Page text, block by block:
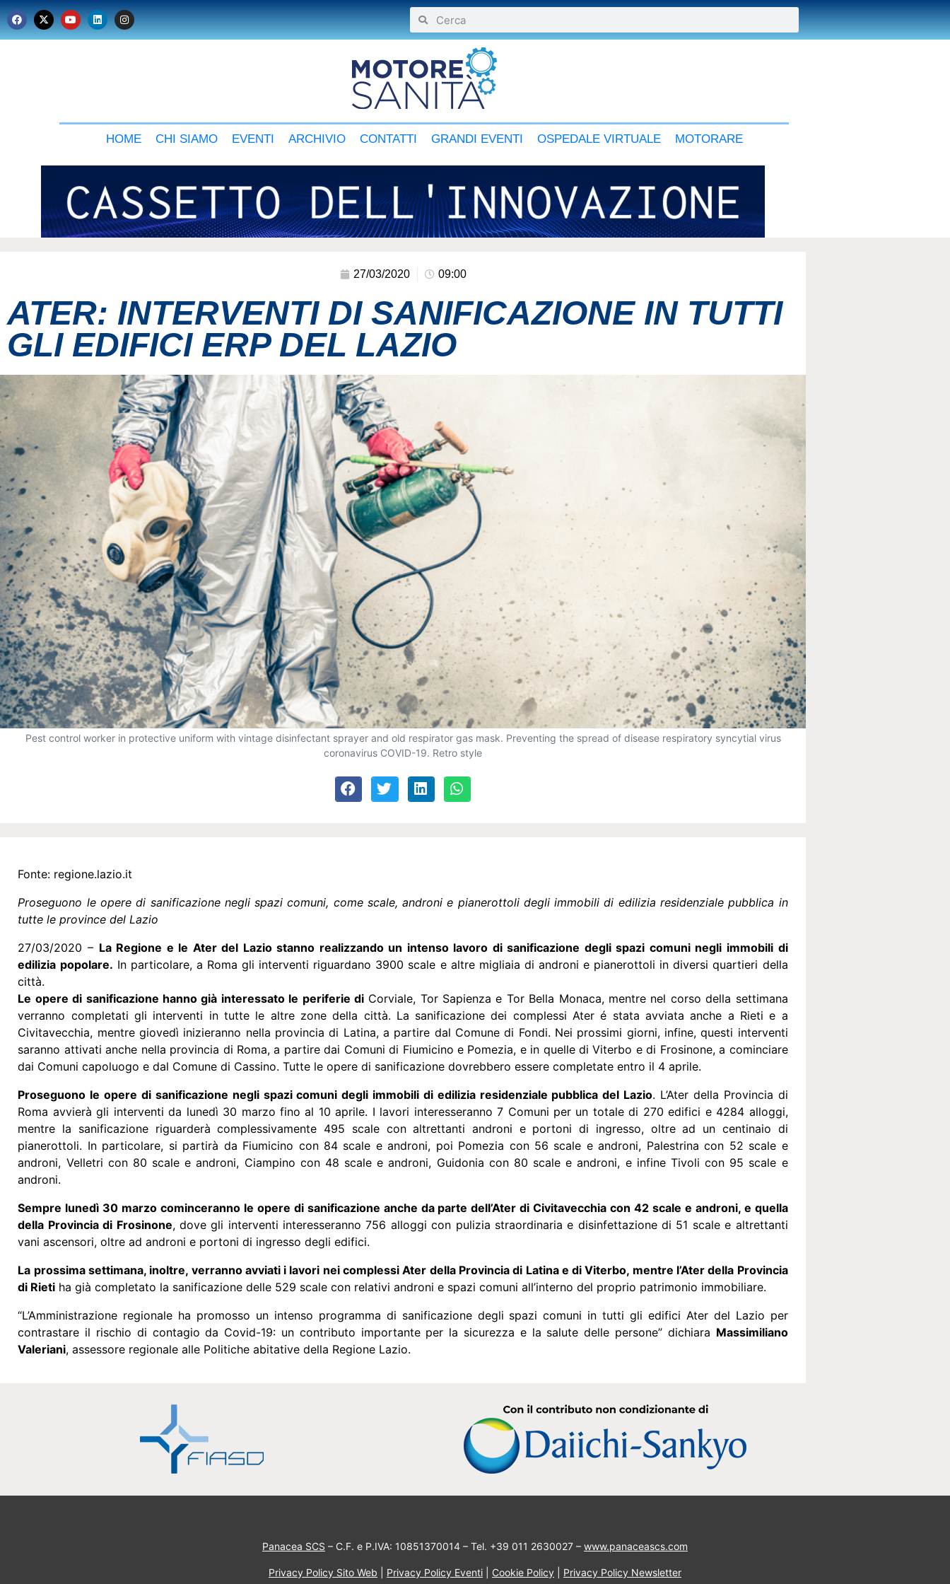
HOME CHI SIAMO EVENTI ARCHIVIO CONTATTI GRANDI EVENTI OSPEDALE VIRTUALE MOTORARE
27/03/2020 09:00
ATER: INTERVENTI DI SANIFICAZIONE IN TUTTI
GLI EDIFICI ERP DEL LAZIO
Pest control worker in protective uniform with vintage disinfectant sprayer and old respirator gas mask. Preventing the spread of disease respiratory syncytial virus
coronavirus COVID-19. Retro style
Fonte: regione.lazio.it
Proseguono le opere di sanificazione negli spazi comuni, come scale, androni e pianerottoli degli immobili di edilizia residenziale pubblica in
tutte le province del Lazio
27/03/2020 – La Regione e le Ater del Lazio stanno realizzando un intenso lavoro di sanificazione degli spazi comuni negli immobili di
edilizia popolare. In particolare, a Roma gli interventi riguardano 3900 scale e altre migliaia di androni e pianerottoli in diversi quartieri della
città.
Le opere di sanificazione hanno già interessato le periferie diCorviale, Tor Sapienza e Tor Bella Monaca, mentre nel corso della settimana
verranno completati gli interventi in tutte le altre zone della città. La sanificazione dei complessi Ater é stata avviata anche a Rieti e a
Civitavecchia, mentre giovedì inizieranno nella provincia di Latina, a partire dal Comune di Fondi. Nei prossimi giorni, infine, questi interventi
saranno attivati anche nella provincia di Roma, a partire dai Comuni di Fiumicino e Pomezia, e in quelle di Viterbo e di Frosinone, a cominciare
dai Comuni capoluogo e dal Comune di Cassino. Tutte le opere di sanificazione dovrebbero essere completate entro il 4 aprile.
Proseguono le opere di sanificazione negli spazi comuni degli immobili di edilizia residenziale pubblica del Lazio. L’Ater della Provincia di
Roma avvierà gli interventi da lunedì 30 marzo fino al 10 aprile. I lavori interesseranno 7 Comuni per un totale di 270 edifici e 4284 alloggi,
mentre la sanificazione riguarderà complessivamente 495 scale con altrettanti androni e portoni di ingresso, oltre ad un centinaio di
pianerottoli. In particolare, si partirà da Fiumicino con 84 scale e androni, poi Pomezia con 56 scale e androni, Palestrina con 52 scale e
androni, Velletri con 80 scale e androni, Ciampino con 48 scale e androni, Guidonia con 80 scale e androni, e infine Tivoli con 95 scale e
androni.
Sempre lunedì 30 marzo cominceranno le opere di sanificazione anche da parte dell’Ater di Civitavecchia con 42 scale e androni, e quella
della Provincia di Frosinone, dove gli interventi interesseranno 756 alloggi con pulizia straordinaria e disinfettazione di 51 scale e altrettanti
vani ascensori, oltre ad androni e portoni di ingresso degli edifici.
La prossima settimana, inoltre, verranno avviati i lavori nei complessi Ater della Provincia di Latina e di Viterbo, mentre l’Ater della Provincia
di Rieti ha già completato la sanificazione delle 529 scale con relativi androni e spazi comuni all’interno del proprio patrimonio immobiliare.
“L’Amministrazione regionale ha promosso un intenso programma di sanificazione degli spazi comuni in tutti gli edifici Ater del Lazio per
contrastare il rischio di contagio da Covid-19: un contributo importante per la sicurezza e la salute delle persone” dichiara Massimiliano
Valeriani, assessore regionale alle Politiche abitative della Regione Lazio.
Panacea SCS – C.F. e P.IVA: 10851370014 – Tel. +39 011 2630027 – www.panaceascs.com
Privacy Policy Sito Web Privacy Policy Eventi Cookie Policy Privacy Policy Newsletter